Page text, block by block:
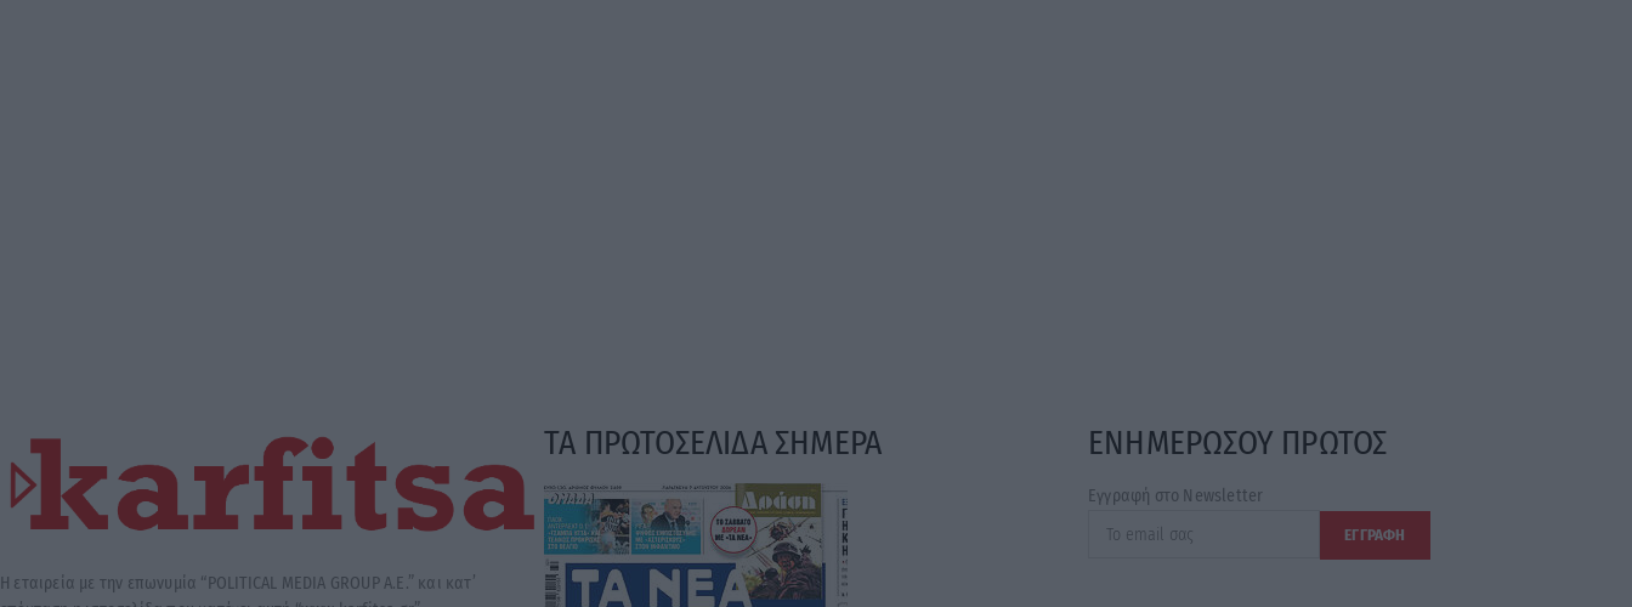
Η εταιρεία με την επωνυμία “POLITICAL MEDIA GROUP A.E.” και κατ’
ΤΑ ΠΡΩΤΟΣΕΛΙΔΑ ΣΗΜΕΡΑ ΕΝΗΜΕΡΩΣΟΥ ΠΡΩΤΟΣ
Εγγραφή στο Newsletter